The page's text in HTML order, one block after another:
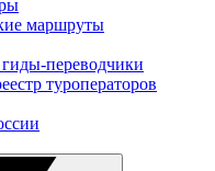
маршруты
переводчики
туроператоров